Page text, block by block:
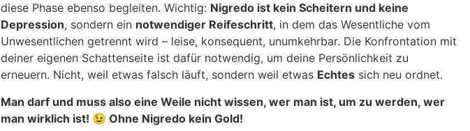
diese Phase ebenso begleiten. Wichtig: Nigredo ist kein Scheitern und keine
Depression, sondern ein notwendiger Reifeschritt, in dem das Wesentliche vom
Unwesentlichen getrennt wird – leise, konsequent, unumkehrbar. Die Konfrontation mit
deiner eigenen Schattenseite ist dafür notwendig, um deine Persönlichkeit zu
erneuern. Nicht, weil etwas falsch läuft, sondern weil etwas Echtes sich neu ordnet.
Man darf und muss also eine Weile nicht wissen, wer man ist, um zu werden, wer
man wirklich ist! 😉 Ohne Nigredo kein Gold!